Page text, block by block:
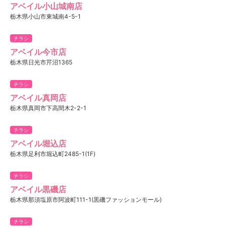
アベイル小山城南店
栃木県小山市東城南4-5-1
チラシ
アベイル今市店
栃木県日光市芹沼1365
チラシ
アベイル真岡店
栃木県真岡市下高間木2-2-1
チラシ
アベイル堀込店
栃木県足利市堀込町2485-1(1F)
チラシ
アベイル黒磯店
栃木県那須塩原市阿波町111-1(黒磯ファッションモール)
チラシ